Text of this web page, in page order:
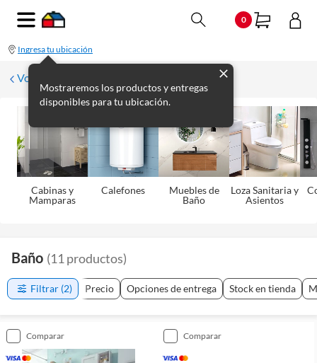
0
Ingresa tu ubicación
Mostraremos los productos y entregas
disponibles para tu ubicación.
Volver
Cabinas y
Mamparas
Calefones
Muebles de
Baño
Loza Sanitaria y
Asientos
Baño (11 productos)
Filtrar (2) Precio Opciones de entrega Stock en tienda
comparar comparar